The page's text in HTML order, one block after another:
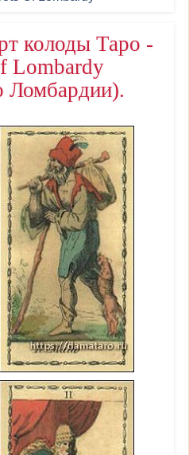
колоды Таро -
Lombardy
Ломбардии).